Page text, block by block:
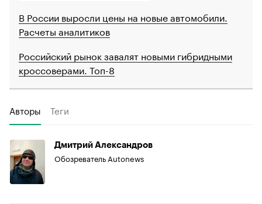
В России выросли цены на новые автомобили.
Расчеты аналитиков
Российский рынок завалят новыми гибридными
кроссоверами. Топ-8
Авторы Теги
Дмитрий Александров
Обозреватель Autonews